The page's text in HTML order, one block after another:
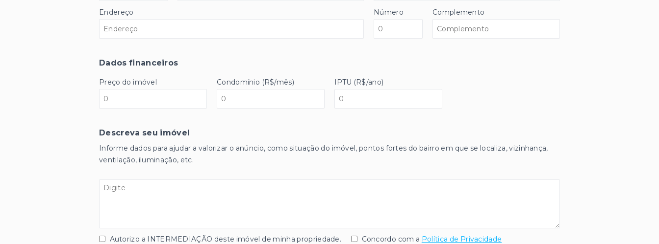
Endereço Número Complemento
Dados financeiros
Preço do imóvel Condomínio (R$/mês) IPTU (R$/ano)
Descreva seu imóvel
Informe dados para ajudar a valorizar o anúncio, como situação do imóvel, pontos fortes do bairro em que se localiza, vizinhança,
ventilação, iluminação, etc.
Autorizo a INTERMEDIAÇÃO deste imóvel de minha propriedade. Concordo com a Política de Privacidade